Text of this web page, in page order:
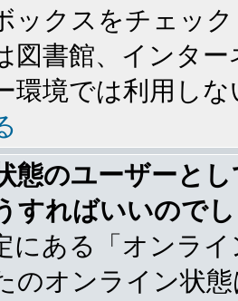
ックスをチェッ
図書館、インタ
環境では利用し
態のユーザーと
すればいいので
にある「オンラ
のオンライン状